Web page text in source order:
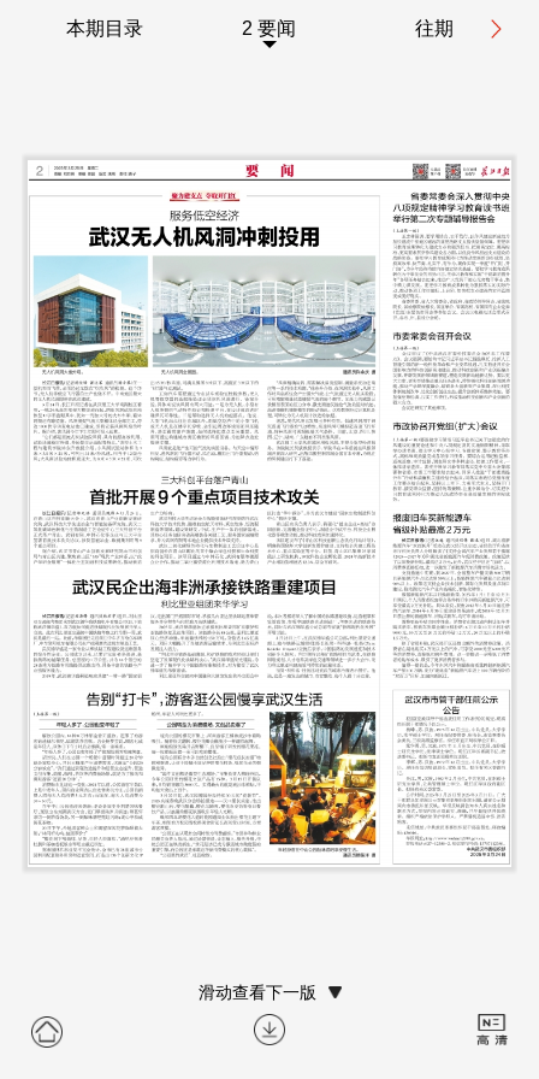
滑动查看下一版
本期目录 2 要闻 往期